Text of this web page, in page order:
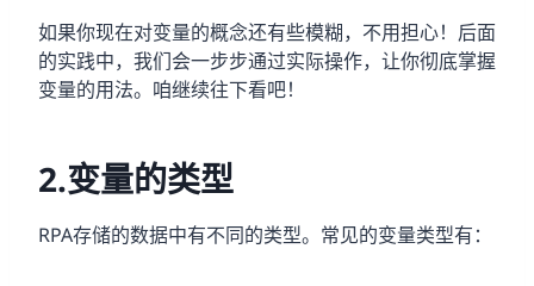
如果你现在对变量的概念还有些模糊，不用担心！后面
的实践中，我们会一步步通过实际操作，让你彻底掌握
变量的用法。咱继续往下看吧！
2.变量的类型
RPA存储的数据中有不同的类型。常见的变量类型有：